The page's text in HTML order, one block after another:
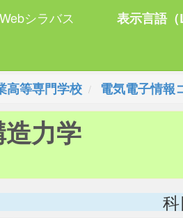
シラバス 表示言語
高等専門学校 電気電子情報
力学